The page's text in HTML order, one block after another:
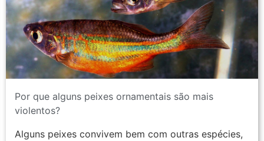
Por que alguns peixes ornamentais são mais
violentos?
Alguns peixes convivem bem com outras espécies,